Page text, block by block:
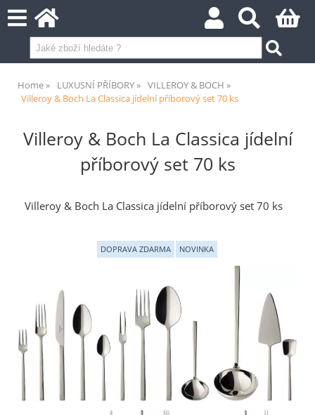
Home LUXUSNÍ PŘÍBORY
VILLEROY & BOCH
Villeroy & Boch La Classica jídelní příborový set 70 ks
Villeroy & Boch La Classica jídelní
příborový set 70 ks
Villeroy & Boch La Classica jídelní příborový set 70 ks